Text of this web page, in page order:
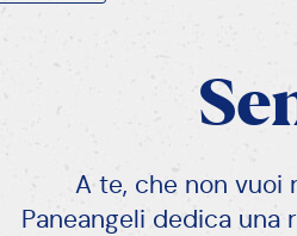
A te, che non vuoi
Paneangeli dedica